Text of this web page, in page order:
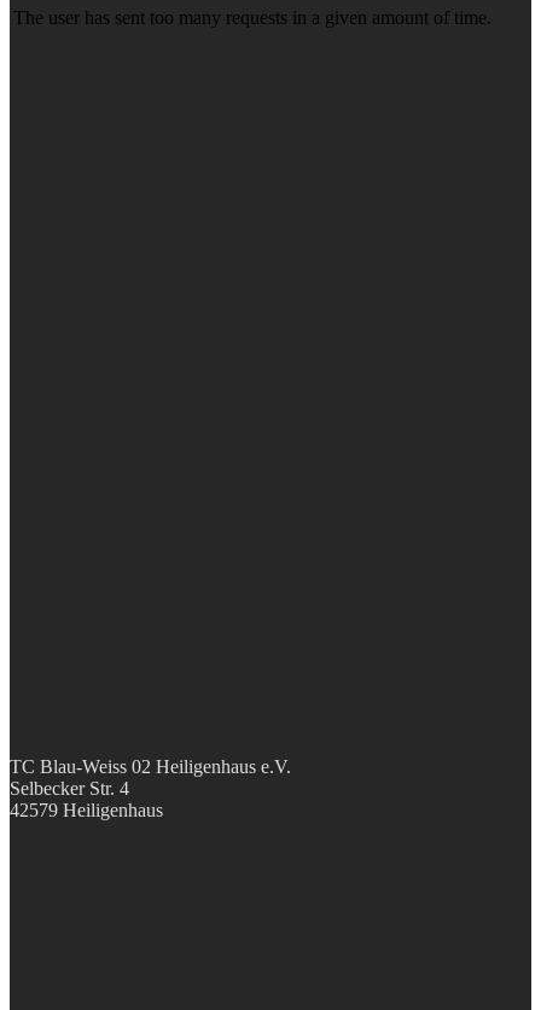
TC Blau-Weiss 02 Heiligenhaus e.V.
Selbecker Str. 4
42579 Heiligenhaus